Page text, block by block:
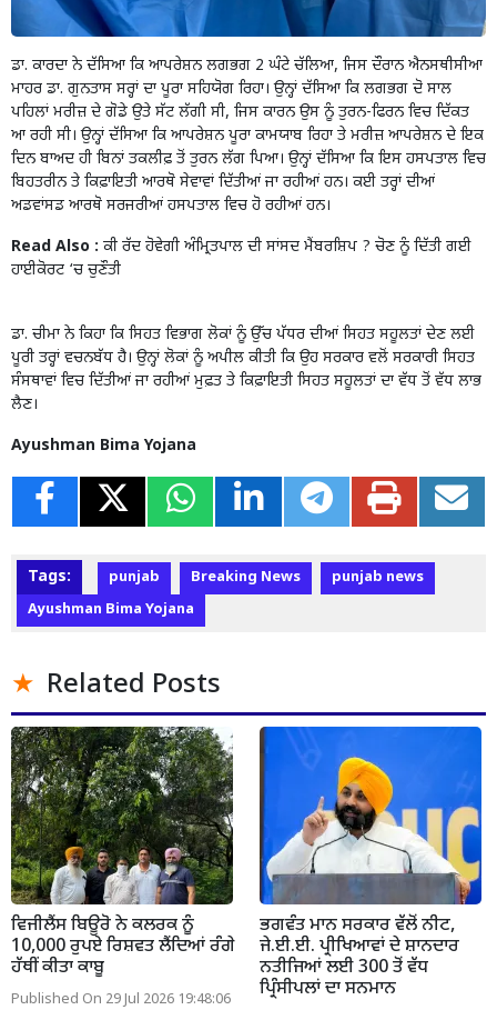
ਡਾ. ਕਾਰਦਾ ਨੇ ਦੱਸਿਆ ਕਿ ਆਪਰੇਸ਼ਨ ਲਗਭਗ 2 ਘੰਟੇ ਚੱਲਿਆ, ਜਿਸ ਦੌਰਾਨ ਐਨਸਥੀਸੀਆ
ਮਾਹਰ ਡਾ. ਗੁਨਤਾਸ ਸਰ੍ਹਾਂ ਦਾ ਪੂਰਾ ਸਹਿਯੋਗ ਰਿਹਾ। ਉਨ੍ਹਾਂ ਦੱਸਿਆ ਕਿ ਲਗਭਗ ਦੋ ਸਾਲ
ਪਹਿਲਾਂ ਮਰੀਜ਼ ਦੇ ਗੋਡੇ ਉਤੇ ਸੱਟ ਲੱਗੀ ਸੀ, ਜਿਸ ਕਾਰਨ ਉਸ ਨੂੰ ਤੁਰਨ-ਫਿਰਨ ਵਿਚ ਦਿੱਕਤ
ਆ ਰਹੀ ਸੀ। ਉਨ੍ਹਾਂ ਦੱਸਿਆ ਕਿ ਆਪਰੇਸ਼ਨ ਪੂਰਾ ਕਾਮਯਾਬ ਰਿਹਾ ਤੇ ਮਰੀਜ਼ ਆਪਰੇਸ਼ਨ ਦੇ ਇਕ
ਦਿਨ ਬਾਅਦ ਹੀ ਬਿਨਾਂ ਤਕਲੀਫ਼ ਤੋਂ ਤੁਰਨ ਲੱਗ ਪਿਆ। ਉਨ੍ਹਾਂ ਦੱਸਿਆ ਕਿ ਇਸ ਹਸਪਤਾਲ ਵਿਚ
ਬਿਹਤਰੀਨ ਤੇ ਕਿਫ਼ਾਇਤੀ ਆਰਥੋ ਸੇਵਾਵਾਂ ਦਿੱਤੀਆਂ ਜਾ ਰਹੀਆਂ ਹਨ। ਕਈ ਤਰ੍ਹਾਂ ਦੀਆਂ
ਅਡਵਾਂਸਡ ਆਰਥੋ ਸਰਜਰੀਆਂ ਹਸਪਤਾਲ ਵਿਚ ਹੋ ਰਹੀਆਂ ਹਨ।
Read Also : ਕੀ ਰੱਦ ਹੋਵੇਗੀ ਅੰਮ੍ਰਿਤਪਾਲ ਦੀ ਸਾਂਸਦ ਮੈਂਬਰਸ਼ਿਪ ? ਚੋਣ ਨੂੰ ਦਿੱਤੀ ਗਈ
ਹਾਈਕੋਰਟ ‘ਚ ਚੁਣੌਤੀ
ਡਾ. ਚੀਮਾ ਨੇ ਕਿਹਾ ਕਿ ਸਿਹਤ ਵਿਭਾਗ ਲੋਕਾਂ ਨੂੰ ਉੱਚ ਪੱਧਰ ਦੀਆਂ ਸਿਹਤ ਸਹੂਲਤਾਂ ਦੇਣ ਲਈ
ਪੂਰੀ ਤਰ੍ਹਾਂ ਵਚਨਬੱਧ ਹੈ। ਉਨ੍ਹਾਂ ਲੋਕਾਂ ਨੂੰ ਅਪੀਲ ਕੀਤੀ ਕਿ ਉਹ ਸਰਕਾਰ ਵਲੋਂ ਸਰਕਾਰੀ ਸਿਹਤ
ਸੰਸਥਾਵਾਂ ਵਿਚ ਦਿੱਤੀਆਂ ਜਾ ਰਹੀਆਂ ਮੁਫ਼ਤ ਤੇ ਕਿਫ਼ਾਇਤੀ ਸਿਹਤ ਸਹੂਲਤਾਂ ਦਾ ਵੱਧ ਤੋਂ ਵੱਧ ਲਾਭ
ਲੈਣ।
Ayushman Bima Yojana
Tags: punjab Breaking News
punjab news
Ayushman Bima Yojana
Related Posts
ਵਿਜੀਲੈਂਸ ਬਿਊਰੋ ਨੇ ਕਲਰਕ ਨੂੰ
10,000 ਰੁਪਏ ਰਿਸ਼ਵਤ ਲੈਂਦਿਆਂ ਰੰਗੇ
ਹੱਥੀਂ ਕੀਤਾ ਕਾਬੂ
Published On 29 Jul 2026 19:48:06
ਭਗਵੰਤ ਮਾਨ ਸਰਕਾਰ ਵੱਲੋਂ ਨੀਟ,
ਜੇ.ਈ.ਈ. ਪ੍ਰੀਖਿਆਵਾਂ ਦੇ ਸ਼ਾਨਦਾਰ
ਨਤੀਜਿਆਂ ਲਈ 300 ਤੋਂ ਵੱਧ
ਪ੍ਰਿੰਸੀਪਲਾਂ ਦਾ ਸਨਮਾਨ